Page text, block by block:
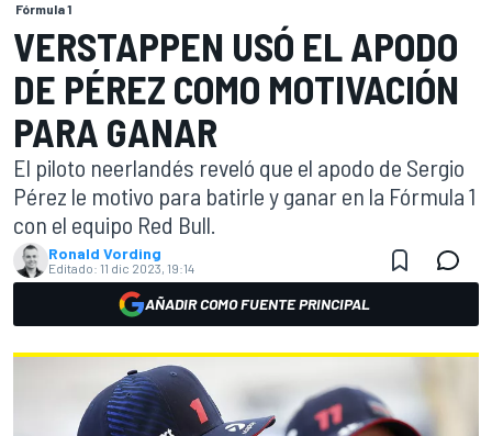
Fórmula 1
VERSTAPPEN USÓ EL APODO
DE PÉREZ COMO MOTIVACIÓN
PARA GANAR
El piloto neerlandés reveló que el apodo de Sergio
Pérez le motivo para batirle y ganar en la Fórmula 1
con el equipo Red Bull.
Ronald Vording
Editado: 11 dic 2023, 19:14
AÑADIR COMO FUENTE PRINCIPAL